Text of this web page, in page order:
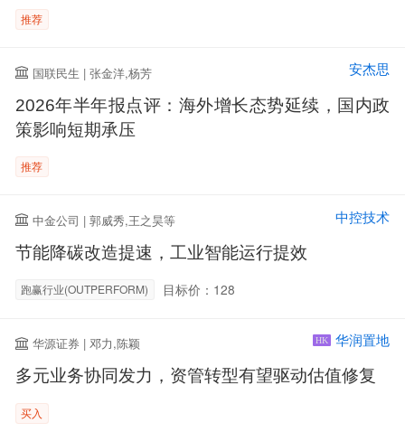
推荐
国联民生 | 张金洋,杨芳 安杰思
2026年半年报点评：海外增长态势延续，国内政
策影响短期承压
推荐
中金公司 | 郭威秀,王之昊等 中控技术
节能降碳改造提速，工业智能运行提效
跑赢行业(OUTPERFORM) 目标价：128
华源证券 | 邓力,陈颖 HK 华润置地
多元业务协同发力，资管转型有望驱动估值修复
买入